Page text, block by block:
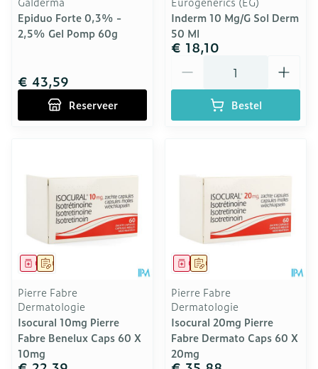
Epiduo Forte 0,3% -
2,5% Gel Pomp 60g
€ 43,59
Reserveer
Inderm 10 Mg/G Sol Derm
50 Ml
€ 18,10
Bestel
Op voorschrift
Geneesmiddel
Pierre Fabre
Dermatologie
Isocural 10mg Pierre
Fabre Benelux Caps 60 X
10mg
Op voorschrift
Geneesmiddel
Pierre Fabre
Dermatologie
Isocural 20mg Pierre
Fabre Dermato Caps 60 X
20mg